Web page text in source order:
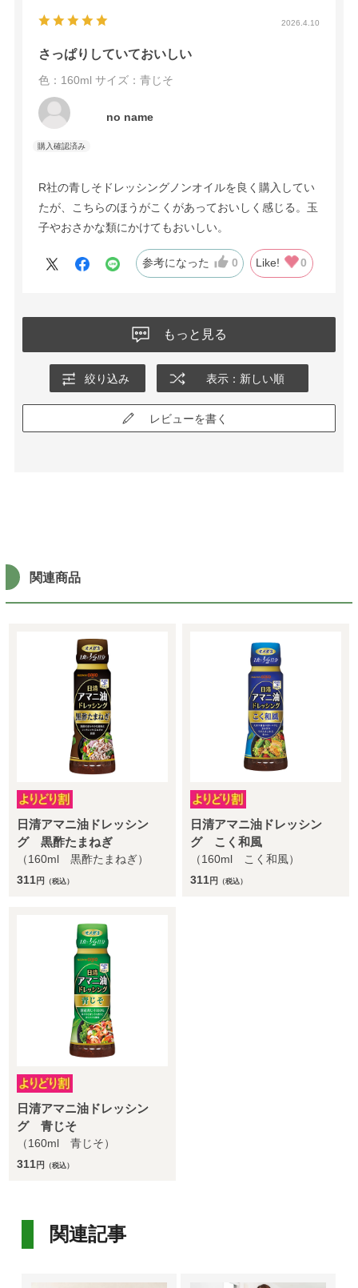
2026.4.10
さっぱりしていておいしい
色：160ml サイズ：青じそ
no name
R社の青しそドレッシングノンオイルを良く購入してい
たが、こちらのほうがこくがあっておいしく感じる。玉
子やおさかな類にかけてもおいしい。
参考になった 0 Like! 0
もっと見る
絞り込み 表示：新しい順
レビューを書く
関連商品
日清アマニ油ドレッシン
グ 黒酢たまねぎ
（160ml 黒酢たまねぎ）
311円 （税込）
日清アマニ油ドレッシン
グ こく和風
（160ml こく和風）
311円 （税込）
日清アマニ油ドレッシン
グ 青じそ
（160ml 青じそ）
311円 （税込）
関連記事